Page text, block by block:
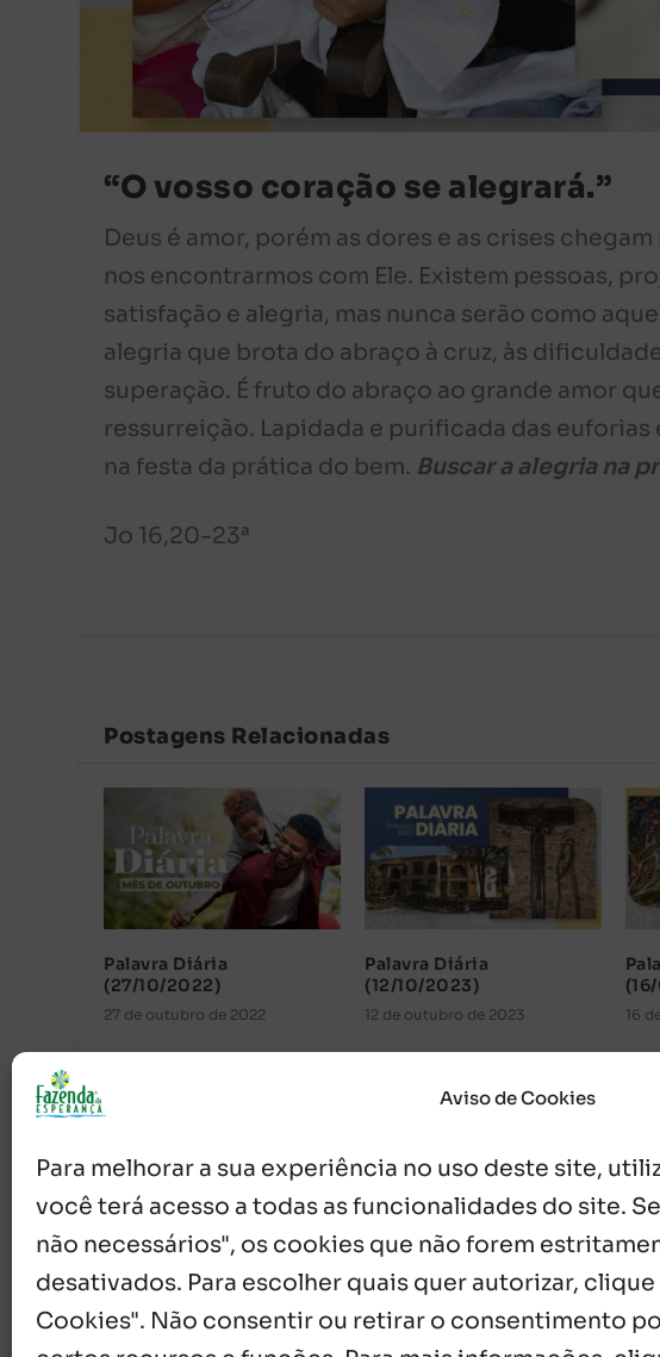
Aviso de Cookies
Para melhorar a sua experiência no uso deste site,
você terá acesso a todas as funcionalidades do site.
não necessários", os cookies que não forem
desativados. Para escolher quais quer autorizar,
Cookies". Não consentir ou retirar o consentimento
“O vosso coração se alegrará.”
Deus é amor, porém as dores e as crises
nos encontrarmos com Ele. Existem pessoas,
satisfação e alegria, mas nunca serão como
alegria que brota do abraço à cruz, às
superação. É fruto do abraço ao grande amor
ressurreição. Lapidada e purificada das
na festa da prática do bem. Buscar a alegria na
Jo 16,20-23ª
Postagens Relacionadas
Palavra Diária
(27/10/2022)
27 de outubro de 2022
Palavra Diária
(12/10/2023)
12 de outubro de 2023 16